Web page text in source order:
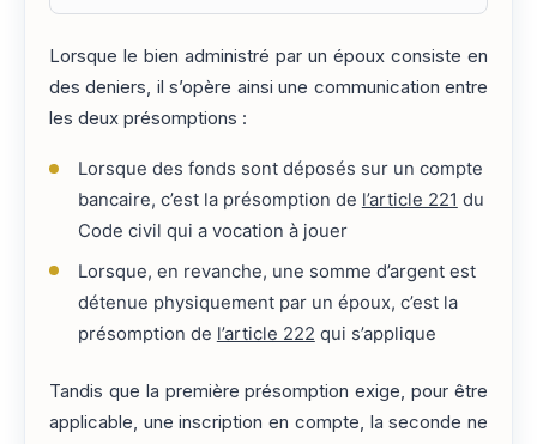
Lorsque le bien administré par un époux consiste en
des deniers, il s’opère ainsi une communication entre
les deux présomptions :
Lorsque des fonds sont déposés sur un compte
bancaire, c’est la présomption de l’article 221 du
Code civil qui a vocation à jouer
Lorsque, en revanche, une somme d’argent est
détenue physiquement par un époux, c’est la
présomption de l’article 222 qui s’applique
Tandis que la première présomption exige, pour être
applicable, une inscription en compte, la seconde ne